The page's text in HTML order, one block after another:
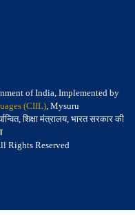
of India, Implemented by
(CIIL), Mysuru
शिक्षा मंत्रालय, भारत सरकार की
Rights Reserved